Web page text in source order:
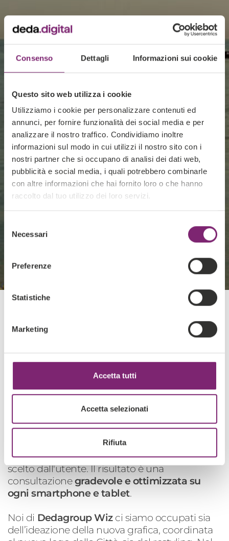
Consenso Dettagli Informazioni sui cookie
Questo sito web utilizza i cookie
Utilizziamo i cookie per personalizzare contenuti ed
annunci, per fornire funzionalità dei social media e per
analizzare il nostro traffico. Condividiamo inoltre
informazioni sul modo in cui utilizzi il nostro sito con i
nostri partner che si occupano di analisi dei dati web,
pubblicità e social media, i quali potrebbero combinarle
con altre informazioni che hai fornito loro o che hanno
raccolto dal tuo utilizzo dei loro servizi.
delNecessari
Preferenze
Statistiche
Marketing
Accetta tutti
Accetta selezionati
Rifiuta
Nuona immagine coordinata
al logo della città
FlexCMP per la gestione del
proprio portale istituzionale.
Ad ottobre 2014 il Comune ha rinnovato,
attraverso la nostra piattaforma FlexCMP, il
proprio portale istituzionale,
rendendoloresponsive. Nel nuovo
www.comune.jesolo.ve.it
e servizio si auto adatta al dispositivo mobile
scelto dall'utente. Il risultato è una
consultazionegradevole e ottimizzata su
ogni smartphone e tablet.
Noi di Dedagroup Wiz ci siamo occupati sia
dell’ideazione della nuova grafica, coordinata